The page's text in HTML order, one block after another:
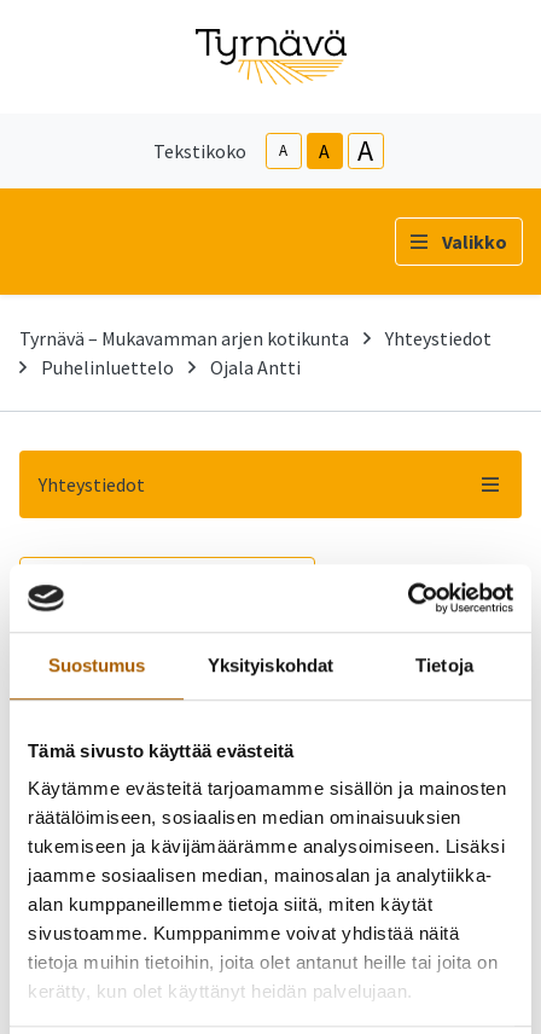
Suostumus Yksityiskohdat Tietoja
Tämä sivusto käyttää evästeitä
Käytämme evästeitä tarjoamamme sisällön ja mainosten
räätälöimiseen, sosiaalisen median ominaisuuksien
tukemiseen ja kävijämäärämme analysoimiseen. Lisäksi
jaamme sosiaalisen median, mainosalan ja analytiikka-
alan kumppaneillemme tietoja siitä, miten käytät
sivustoamme. Kumppanimme voivat yhdistää näitä
tietoja muihin tietoihin, joita olet antanut heille tai joita on
kerätty, kun olet käyttänyt heidän palvelujaan.
Tekstikoko A A A
Valikko
Tyrnävä – Mukavamman arjen kotikunta
Yhteystiedot
Puhelinluettelo
Ojala Antti
Yhteystiedot
- Takaisin puhelinluetteloon
Ojala, Antti
050 438 0511
antti.ojala@tyrnava.fi